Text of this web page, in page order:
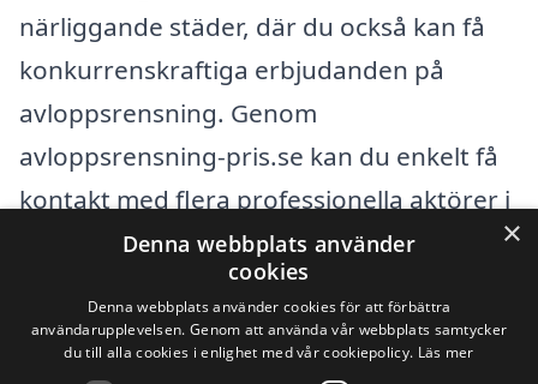
närliggande städer, där du också kan få
konkurrenskraftiga erbjudanden på
avloppsrensning. Genom
avloppsrensning-pris.se kan du enkelt få
kontakt med flera professionella aktörer i
området och jämföra priser.
Några av de städer du kan överväga för
avloppsrensning nära Grevie inkluderar:
×
Denna webbplats använder
cookies
Denna webbplats använder cookies för att förbättra
användarupplevelsen. Genom att använda vår webbplats samtycker
du till alla cookies i enlighet med vår cookiepolicy. Läs mer